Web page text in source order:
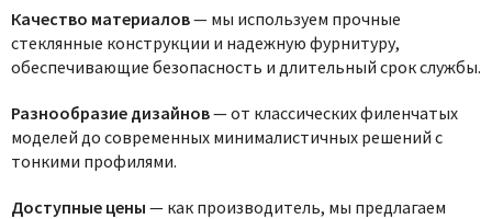
Качество материалов— мы используем прочные
стеклянные конструкции и надежную фурнитуру,
обеспечивающие безопасность и длительный срок службы.
Разнообразие дизайнов— от классических филенчатых
моделей до современных минималистичных решений с
тонкими профилями.
Доступные цены — как производитель, мы предлагаем